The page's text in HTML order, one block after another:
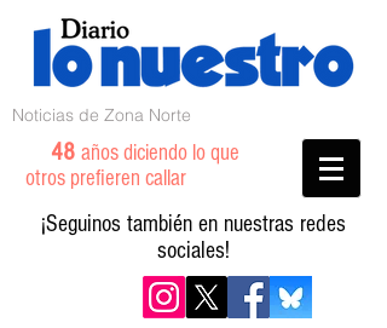
Noticias de Zona Norte
48 años diciendo lo que
otros prefieren callar
¡Seguinos también en nuestras redes
sociales!